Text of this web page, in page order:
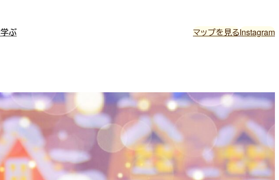
学ぶ マップを見るInstagram